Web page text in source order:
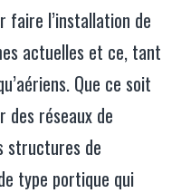
faire l’installation de
actuelles et ce, tant
Que ce soit
réseaux de
structures de
type portique qui